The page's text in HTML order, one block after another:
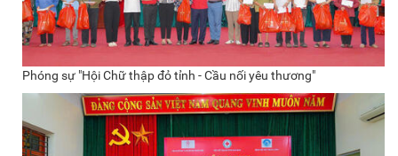
Phóng sự "Hội Chữ thập đỏ tỉnh - Cầu nối yêu thương"